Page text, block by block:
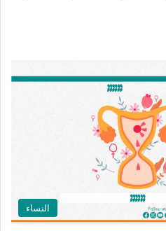
النساء